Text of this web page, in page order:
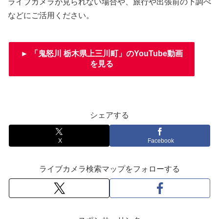
などにご活用ください。
► 「鬼怒川 栃木県上三川町」のYouTube動画
を見る
シェアする
X Facebook
ライブカメラ検索マップをフォローする